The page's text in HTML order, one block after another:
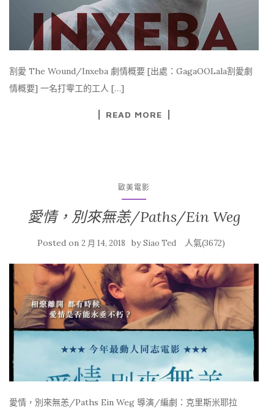
割愛 The Wound/Inxeba 劇情概要 [出處：GagaOOLala割愛劇
情概要] 一名打零工的工人 […]
READ MORE
歐美電影
愛情，別來無恙/Paths/Ein Weg
Posted on 2 月 14, 2018 bySiao Ted 人氣(3672)
愛情，別來無恙/Paths Ein Weg 導演/編劇：克里斯米耶拉